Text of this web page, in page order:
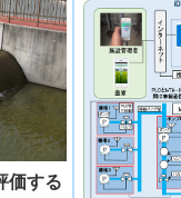
価する